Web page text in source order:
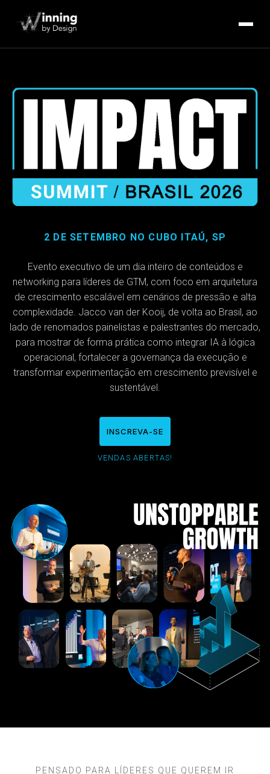
2 DE SETEMBRO NO CUBO ITAÚ, SP
Evento executivo de um dia inteiro de conteúdos e
networking para líderes de GTM, com foco em arquitetura
de crescimento escalável em cenários de pressão e alta
complexidade. Jacco van der Kooij, de volta ao Brasil, ao
lado de renomados painelistas e palestrantes do mercado,
para mostrar de forma prática como integrar IA à lógica
operacional, fortalecer a governança da execução e
transformar experimentação em crescimento previsível e
sustentável.
INSCREVA-SE
VENDAS ABERTAS!
PENSADO PARA LÍDERES QUE QUEREM IR